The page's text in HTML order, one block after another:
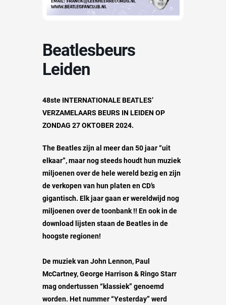
Beatlesbeurs
Leiden
48ste INTERNATIONALE BEATLES’
VERZAMELAARS BEURS IN LEIDEN OP
ZONDAG 27 OKTOBER 2024.
The Beatles zijn al meer dan 50 jaar “uit
elkaar”, maar nog steeds houdt hun muziek
miljoenen over de hele wereld bezig en zijn
de verkopen van hun platen en CD’s
gigantisch. Elk jaar gaan er wereldwijd nog
miljoenen over de toonbank !! En ook in de
download lijsten staan de Beatles in de
hoogste regionen!
De muziek van John Lennon, Paul
McCartney, George Harrison & Ringo Starr
mag ondertussen “klassiek” genoemd
worden. Het nummer “Yesterday” werd